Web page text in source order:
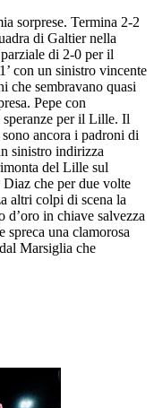
sorprese. Termina 2-2
di Galtier nella
di 2-0 per il
con un sinistro vincente
che sembravano quasi
Pepe con
speranze per il Lille. Il
ancora i padroni di
sinistro indirizza
del Lille sul
che per due volte
altri colpi di scena la
in chiave salvezza
una clamorosa
Marsiglia che